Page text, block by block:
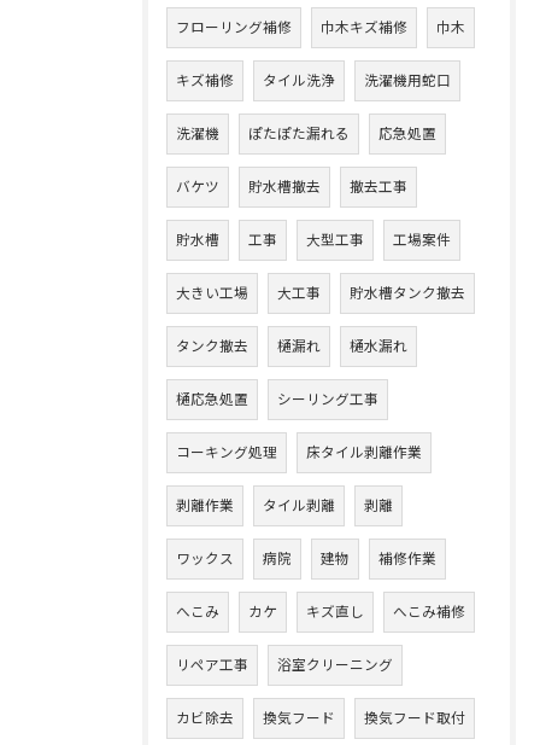
フローリング補修 巾木キズ補修 巾木
キズ補修 タイル洗浄 洗濯機用蛇口
洗濯機 ぽたぽた漏れる 応急処置
バケツ 貯水槽撤去 撤去工事
貯水槽 工事 大型工事 工場案件
大きい工場 大工事 貯水槽タンク撤去
タンク撤去 樋漏れ 樋水漏れ
樋応急処置 シーリング工事
コーキング処理 床タイル剥離作業
剥離作業 タイル剥離 剥離
ワックス 病院 建物 補修作業
へこみ カケ キズ直し へこみ補修
リペア工事 浴室クリーニング
カビ除去 換気フード 換気フード取付